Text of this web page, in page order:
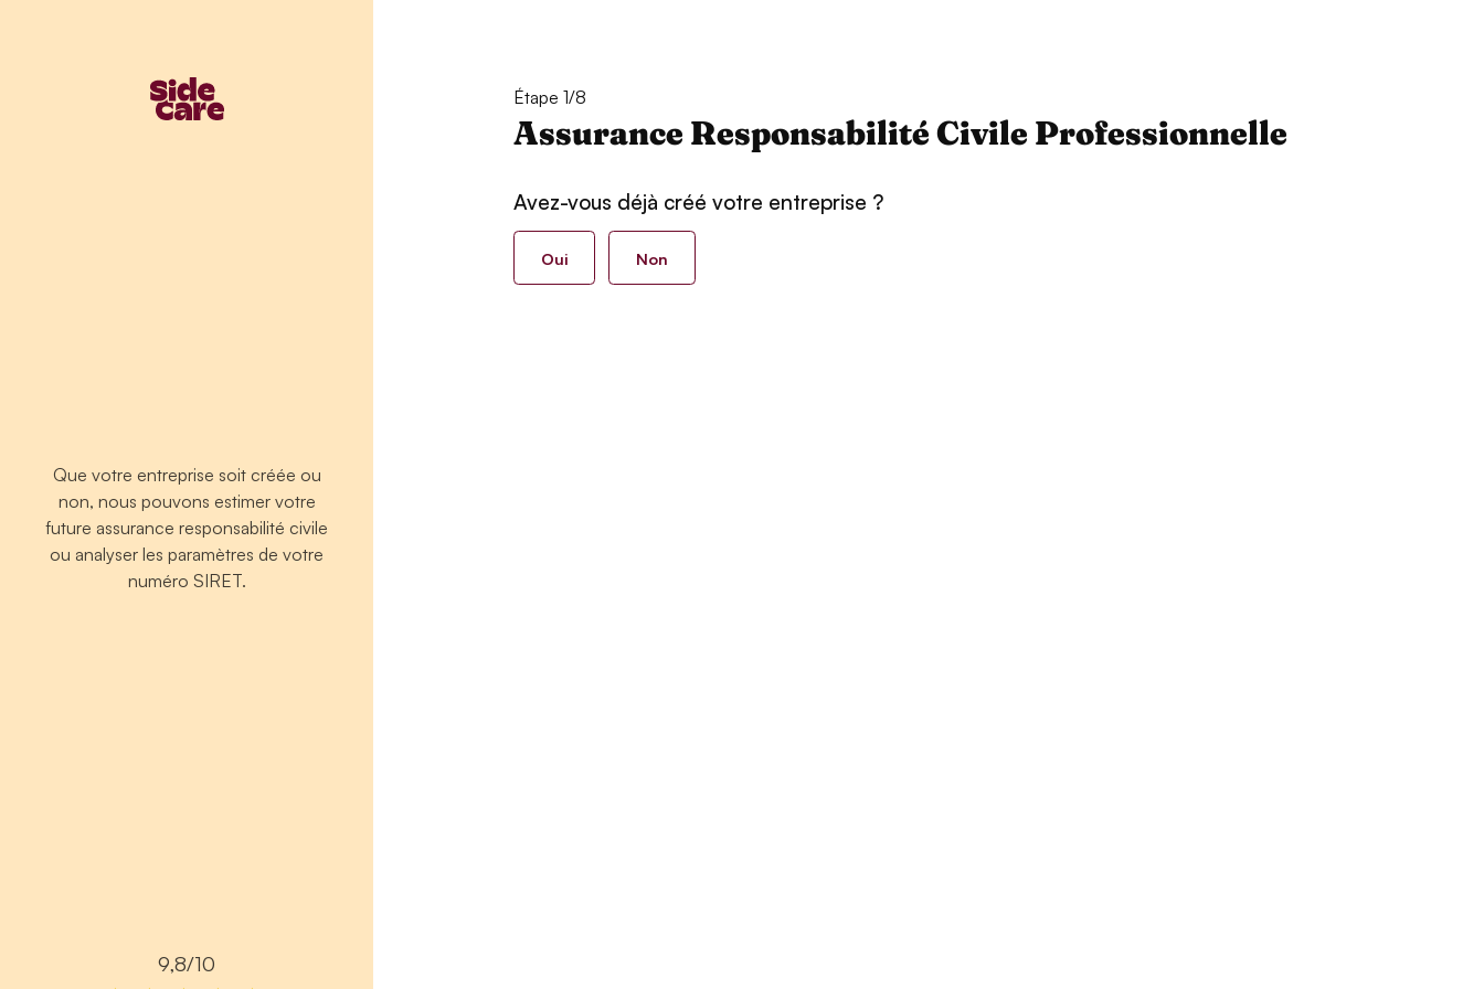
Que votre entreprise soit créée ou
non, nous pouvons estimer votre
future assurance responsabilité civile
ou analyser les paramètres de votre
numéro SIRET.
9,8/10
Étape 1/8
Assurance Responsabilité Civile Professionnelle
Avez-vous déjà créé votre entreprise ?
Oui Non